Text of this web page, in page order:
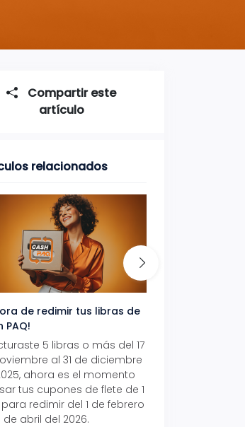
Compartir este
artículo
relacionados
de redimir tus libras de
PAQ!
5 libras o más del 17
al 31 de diciembre
ahora es el momento
tus cupones de flete de 1
redimir del 1 de febrero
de abril del 2026.